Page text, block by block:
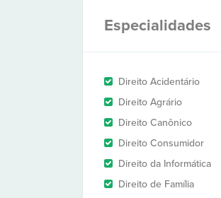
Especialidades
Direito Acidentário
Direito Agrário
Direito Canônico
Direito Consumidor
Direito da Informática
Direito de Família